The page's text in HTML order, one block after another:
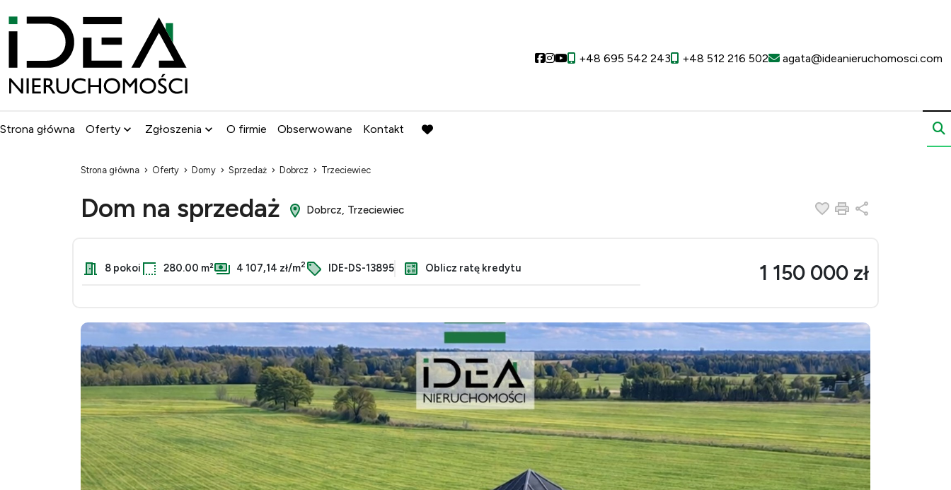
Social link
Social link
Social link
+48 695 542 243 +48 512 216 502 agata@ideanieruchomosci.com
Strona główna Oferty Zgłoszenia O firmie Obserwowane Kontakt
favorite
Strona główna Oferty Domy Sprzedaż Dobrcz Trzeciewiec
Dom na sprzedaż Dobrcz, Trzeciewiec Dodaj do ulubionych
Drukuj
8 pokoi 280.00 m² 4 107,14 zł/m2 IDE-DS-13895 Oblicz ratę kredytu 1 150 000 zł